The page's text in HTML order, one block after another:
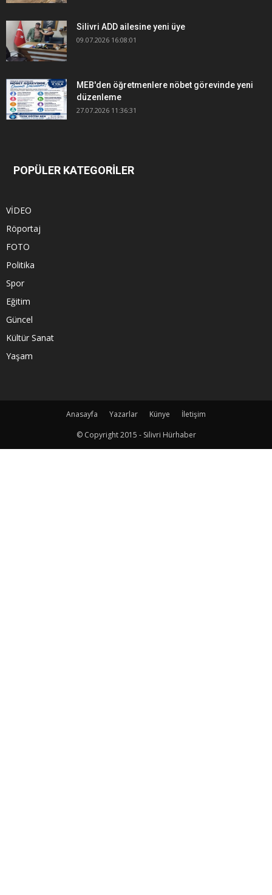
Silivri ADD ailesine yeni üye
09.07.2026 16:08:01
MEB'den öğretmenlere nöbet görevinde yeni
düzenleme
27.07.2026 11:36:31
POPÜLER KATEGORİLER
VİDEO
Röportaj
FOTO
Politika
Spor
Eğitim
Güncel
Kültür Sanat
Yaşam
Anasayfa Yazarlar Künye
İletişim
© Copyright 2015 - Silivri Hürhaber